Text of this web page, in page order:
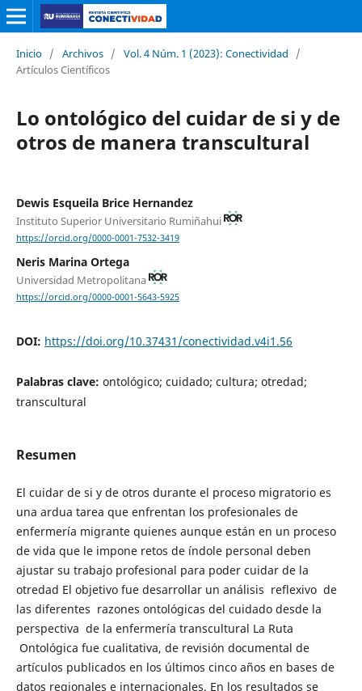
Inicio / Archivos / Vol. 4 Núm. 1 (2023): Conectividad
/
Artículos Científicos
Lo ontológico del cuidar de si y de
otros de manera transcultural
Dewis Esqueila Brice Hernandez
Instituto Superior Universitario Rumiñahui
https://orcid.org/0000-0001-7532-3419
Neris Marina Ortega
Universidad Metropolitana
https://orcid.org/0000-0001-5643-5925
DOI: https://doi.org/10.37431/conectividad.v4i1.56
Palabras clave: ontológico; cuidado; cultura; otredad;
transcultural
Resumen
El cuidar de si y de otros durante el proceso migratorio es
una ardua tarea que enfrentan los profesionales de
enfermería migrante quienes aunque están en un proceso
de vida que le impone retos de índole personal deben
ajustar su trabajo profesional para poder cuidar de la
otredad El objetivo fue desarrollar un análisis reflexivo de
las diferentes razones ontológicas del cuidado desde la
perspectiva de la enfermería transcultural La Ruta
Ontológica fue cualitativa, de revisión documental de
artículos publicados en los últimos cinco años en bases de
datos regionales e internacionales. En los resultados se